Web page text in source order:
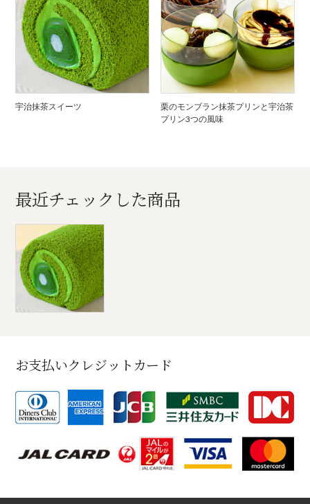
宇治抹茶スイーツ
栗のモンブラン抹茶プリンと宇治茶
プリン3つの風味
最近チェックした商品
お支払いクレジットカード